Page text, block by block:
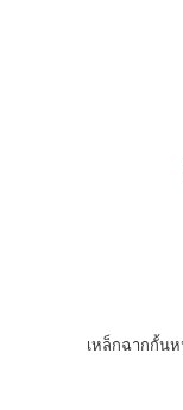
เหล็กฉากกั้นห